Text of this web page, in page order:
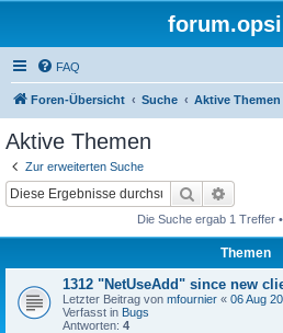
FAQ
Foren-Übersicht Suche Aktive Themen
Aktive Themen
Zur erweiterten Suche
Suche
Die Suche ergab 1 Treffer
Themen
1312 "NetUseAdd" since new
Letzter Beitrag von mfournier « 06 Aug
Verfasst in Bugs
Antworten: 4